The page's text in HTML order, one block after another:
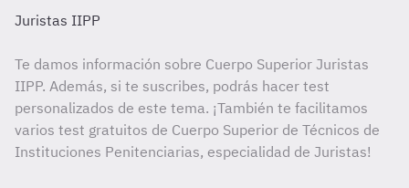
Juristas IIPP
Te damos información sobre Cuerpo Superior Juristas
IIPP. Además, si te suscribes, podrás hacer test
personalizados de este tema. ¡También te facilitamos
varios test gratuitos de Cuerpo Superior de Técnicos de
Instituciones Penitenciarias, especialidad de Juristas!